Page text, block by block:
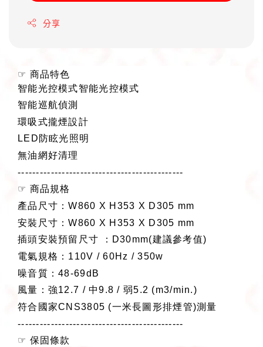
分享
☞ 商品特色
智能光控模式智能光控模式
智能巡航偵測
環吸式攏煙設計
LED 防眩光照明
無油網好清理
---------------------------------------------
☞ 商品規格
產品尺寸：W860 X H353 X D305 mm
安裝尺寸：W860 X H353 X D305 mm
插頭安裝預留尺寸
： D30mm(建議參考值)
電氣規格： 110V / 60Hz / 350w
噪音質：48-69dB
風量：強12.7 /中9.8 /弱5.2 (m3/min.)
符合國家CNS3805 (一米長圖形排煙管)測量
---------------------------------------------
☞ 保固條款